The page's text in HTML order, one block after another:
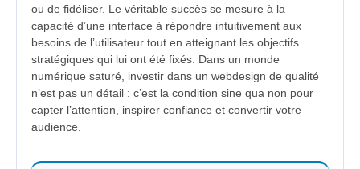
ou de fidéliser. Le véritable succès se mesure à la
capacité d’une interface à répondre intuitivement aux
besoins de l’utilisateur tout en atteignant les objectifs
stratégiques qui lui ont été fixés. Dans un monde
numérique saturé, investir dans un webdesign de qualité
n’est pas un détail : c’est la condition sine qua non pour
capter l’attention, inspirer confiance et convertir votre
audience.